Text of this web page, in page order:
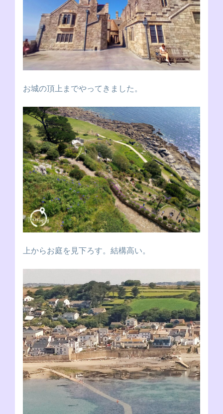
お城の頂上までやってきました。
上からお庭を見下ろす。結構高い。